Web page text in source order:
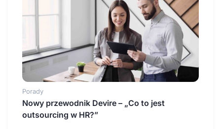
Porady
Nowy przewodnik Devire – „Co to jest
outsourcing w HR?”